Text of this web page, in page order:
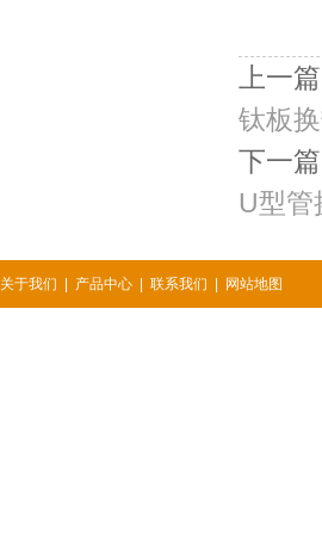
上一篇
钛板
下一篇
U型管
关于我们 产品中心 联系我们 网站地图